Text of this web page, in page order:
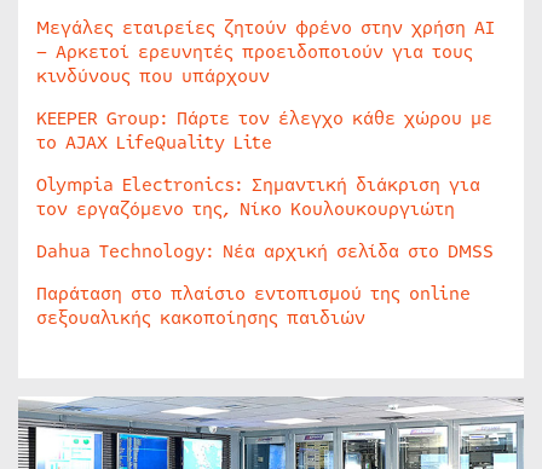
Μεγάλες εταιρείες ζητούν φρένο στην χρήση AI
– Αρκετοί ερευνητές προειδοποιούν για τους
κινδύνους που υπάρχουν
KEEPER Group: Πάρτε τον έλεγχο κάθε χώρου με
το AJAX LifeQuality Lite
Olympia Electronics: Σημαντική διάκριση για
τον εργαζόμενο της, Νίκο Κουλουκουργιώτη
Dahua Technology: Νέα αρχική σελίδα στο DMSS
Παράταση στο πλαίσιο εντοπισμού της online
σεξουαλικής κακοποίησης παιδιών